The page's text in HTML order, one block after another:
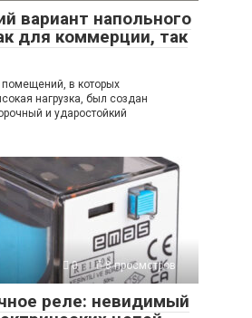
вариант напольного
для коммерции, так
в которых
нагрузка, был создан
и ударостойкий
0 8 просмотров
реле: невидимый